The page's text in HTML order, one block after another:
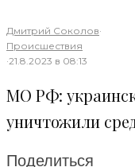
Дмитрий Соколов·
Происшествия
·21.8.2023 в 08:13
МО РФ:
уничтожили
Поделиться